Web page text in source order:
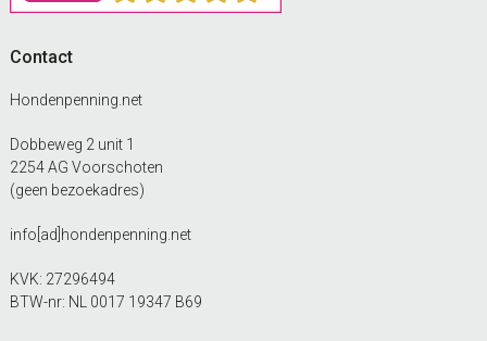
Contact
Hondenpenning.net
Dobbeweg 2 unit 1
2254 AG Voorschoten
(geen bezoekadres)
info[ad]hondenpenning.net
KVK: 27296494
BTW-nr: NL 0017 19347 B69